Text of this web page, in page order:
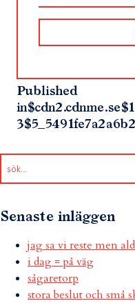
Published
in
Senaste inläggen
jag sa vi reste men
i dag = på väg
sågaretorp
stora beslut och små